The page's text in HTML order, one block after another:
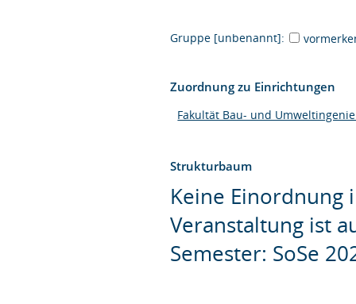
Gruppe [unbenannt]:
Zuordnung zu Einrichtungen
Fakultät Bau- und
Strukturbaum
Keine Einordnung
Veranstaltung ist
Semester: SoSe